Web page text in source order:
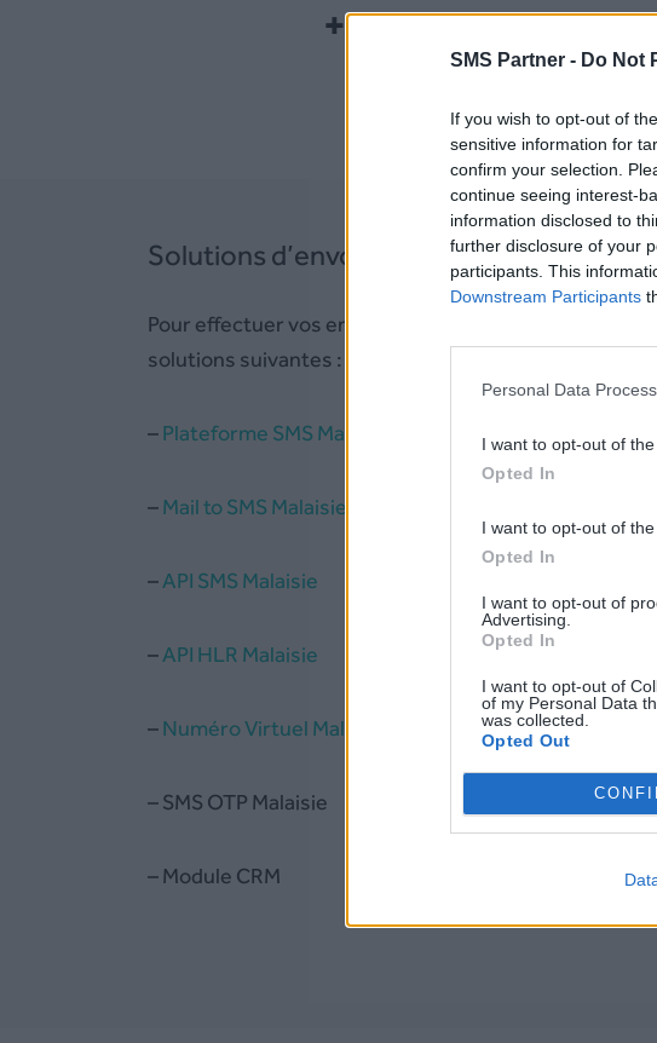
SMS Partner - Do Not
If you wish to opt-out of
sensitive information for
confirm your selection.
continue seeing interest-
information disclosed to
further disclosure of your
participants. This
Downstream Participants
Personal Data
I want to opt-out of
Opted In
I want to opt-out of
Opted In
I want to opt-out of
Advertising.
Opted In
I want to opt-out of
of my Personal Data
was collected.
Opted Out
+60
Solutions d’envoi de SMS en Malaisie
Pour effectuer vos envois vers la Malaisie, SMS
solutions suivantes :
–Plateforme SMS Malaisie
–Mail to SMS Malaisie
–API SMS Malaisie
–API HLR Malaisie
–Numéro Virtuel Malaisie
– SMS OTP Malaisie
– Module CRM